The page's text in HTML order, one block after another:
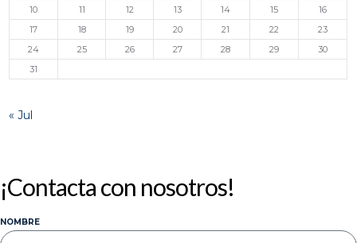
10
11 12 13 14 15
16
17
18 19 20 21 22
23
24
25 26 27 28 29
30
31
« Jul
¡Contacta con nosotros!
NOMBRE